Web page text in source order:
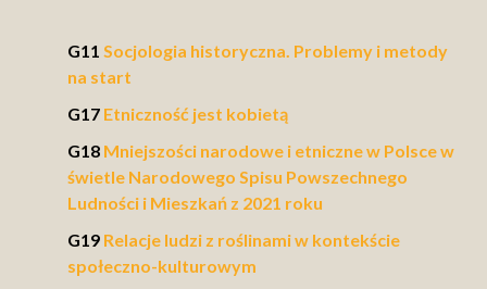
G11 Socjologia historyczna. Problemy i metody
na start
G17 Etniczność jest kobietą
G18 Mniejszości narodowe i etniczne w Polsce w
świetle Narodowego Spisu Powszechnego
Ludności i Mieszkań z 2021 roku
G19 Relacje ludzi z roślinami w kontekście
społeczno-kulturowym